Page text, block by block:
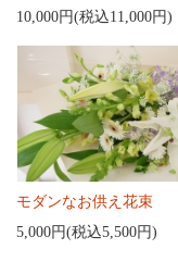
10,000円(税込11,000円)
モダンなお供え花束
5,000円(税込5,500円)